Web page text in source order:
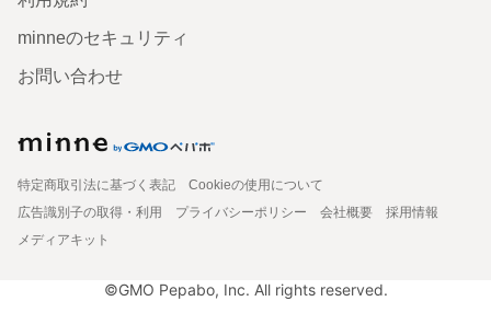
minneのセキュリティ
お問い合わせ
特定商取引法に基づく表記
Cookieの使用について
広告識別子の取得・利用
プライバシーポリシー 会社概要
採用情報
メディアキット
©GMO Pepabo, Inc. All rights reserved.